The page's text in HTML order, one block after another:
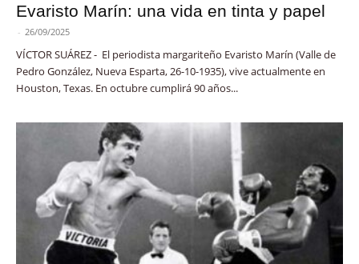
Evaristo Marín: una vida en tinta y papel
- 26/09/2025
VÍCTOR SUÁREZ - El periodista margariteño Evaristo Marín (Valle de
Pedro González, Nueva Esparta, 26-10-1935), vive actualmente en
Houston, Texas. En octubre cumplirá 90 años...